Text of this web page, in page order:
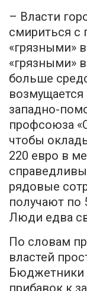
– Власти
смириться с
«грязными»
«грязными»
больше
западно-
профсоюза
чтобы
220 евро в
рядовые
получают по
Люди едва
По словам
властей
Бюджетники
прибавок к